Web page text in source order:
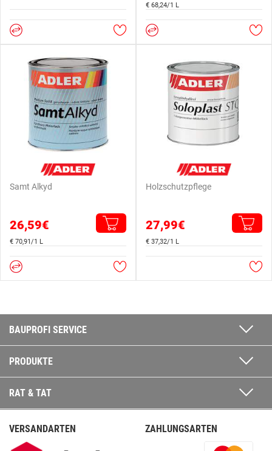
€ 68,24/1 L
Samt Alkyd
26,59€
€ 70,91/1 L
Holzschutzpflege
27,99€
€ 37,32/1 L
BAUPROFI SERVICE
PRODUKTE
RAT & TAT
VERSANDARTEN ZAHLUNGSARTEN